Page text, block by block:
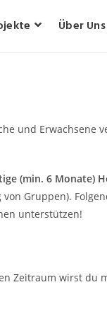
Über Uns
und Erwachsene
(min. 6 Monate)
Gruppen).
unterstützen!
Zeitraum wirst du